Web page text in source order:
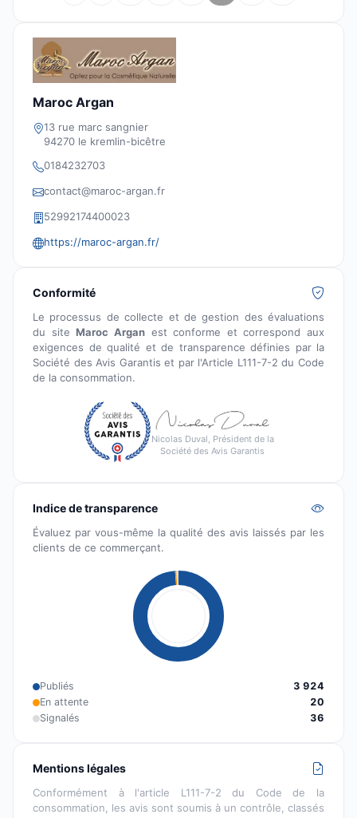
Maroc Argan
13 rue marc sangnier
94270 le kremlin-bicêtre
0184232703
contact@maroc-argan.fr
52992174400023
https://maroc-argan.fr/
Conformité
Le processus de collecte et de gestion des évaluations
du siteMaroc Arganest conforme et correspond aux
exigences de qualité et de transparence définies par la
Société des Avis Garantis et par l'Article L111-7-2 du Code
de la consommation.
Nicolas Duval, Président de la
Société des Avis Garantis
Indice de transparence
Évaluez par vous-même la qualité des avis laissés par les
clients de ce commerçant.
Publiés
3 924
En attente
20
Signalés
36
Mentions légales
Conformément à l'article L111-7-2 du Code de la
consommation, les avis sont soumis à un contrôle, classés